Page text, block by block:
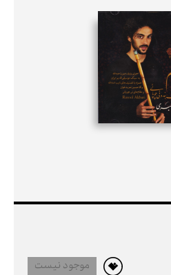
موجود نیست